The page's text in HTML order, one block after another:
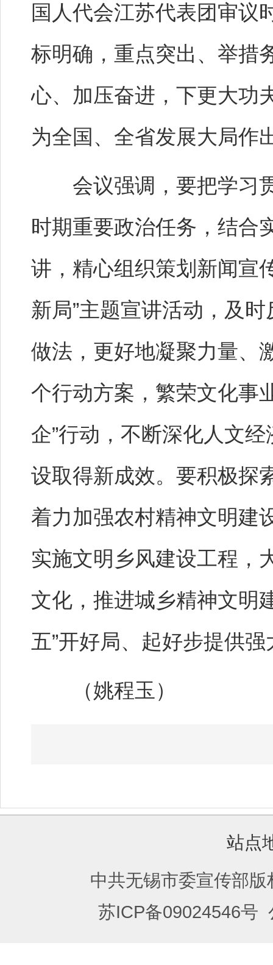
国人代会江苏代表团审议
标明确，重点突出、举措
心、加压奋进，下更大功
为全国、全省发展大局作
会议强调，要把学习贯
时期重要政治任务，结合
讲，精心组织策划新闻宣
新局”主题宣讲活动，及
做法，更好地凝聚力量、
个行动方案，繁荣文化事
企”行动，不断深化人文
设取得新成效。要积极探
着力加强农村精神文明建
实施文明乡风建设工程，
文化，推进城乡精神文明
五”开好局、起好步提供
（姚程玉）
站点
中共无锡市委宣传部
苏ICP备09024546号